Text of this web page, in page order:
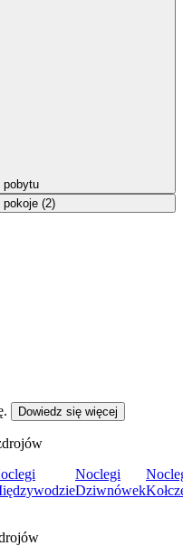
pobytu
(2)
Dowiedz się więcej
Noclegi
Dziwnówek